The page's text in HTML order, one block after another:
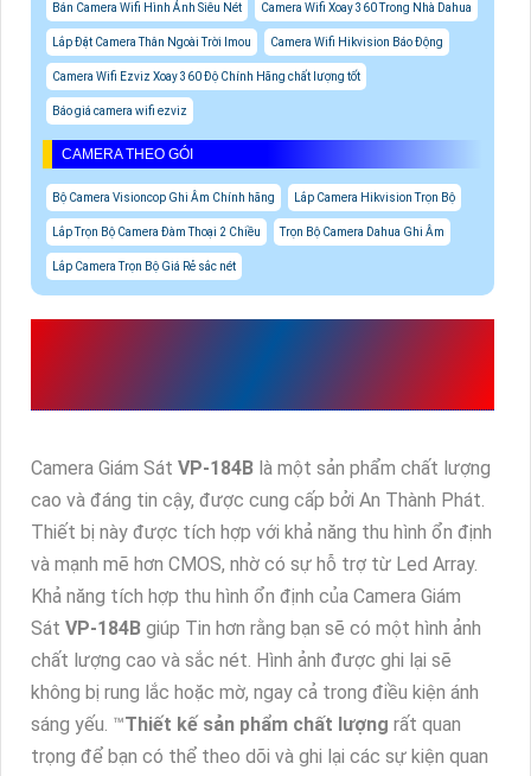
Bán Camera Wifi Hình Ảnh Siêu Nét Camera Wifi Xoay 360 Trong Nhà Dahua
Lắp Đặt Camera Thân Ngoài Trời Imou Camera Wifi Hikvision Báo Động
Camera Wifi Ezviz Xoay 360 Độ Chính Hãng chất lượng tốt
Báo giá camera wifi ezviz
CAMERA THEO GÓI
Bộ Camera Visioncop Ghi Âm Chính hãng Lắp Camera Hikvision Trọn Bộ
Lắp Trọn Bộ Camera Đàm Thoại 2 Chiều Trọn Bộ Camera Dahua Ghi Âm
Lắp Camera Trọn Bộ Giá Rẻ sắc nét
Camera Giám Sát VP-184B là một sản phẩm chất lượng
cao và đáng tin cậy, được cung cấp bởi An Thành Phát.
Thiết bị này được tích hợp với khả năng thu hình ổn định
và mạnh mẽ hơn CMOS, nhờ có sự hỗ trợ từ Led Array.
Khả năng tích hợp thu hình ổn định của Camera Giám
Sát VP-184B giúp Tin hơn rằng bạn sẽ có một hình ảnh
chất lượng cao và sắc nét. Hình ảnh được ghi lại sẽ
không bị rung lắc hoặc mờ, ngay cả trong điều kiện ánh
sáng yếu. ™️Thiết kế sản phẩm chất lượng rất quan
trọng để bạn có thể theo dõi và ghi lại các sự kiện quan